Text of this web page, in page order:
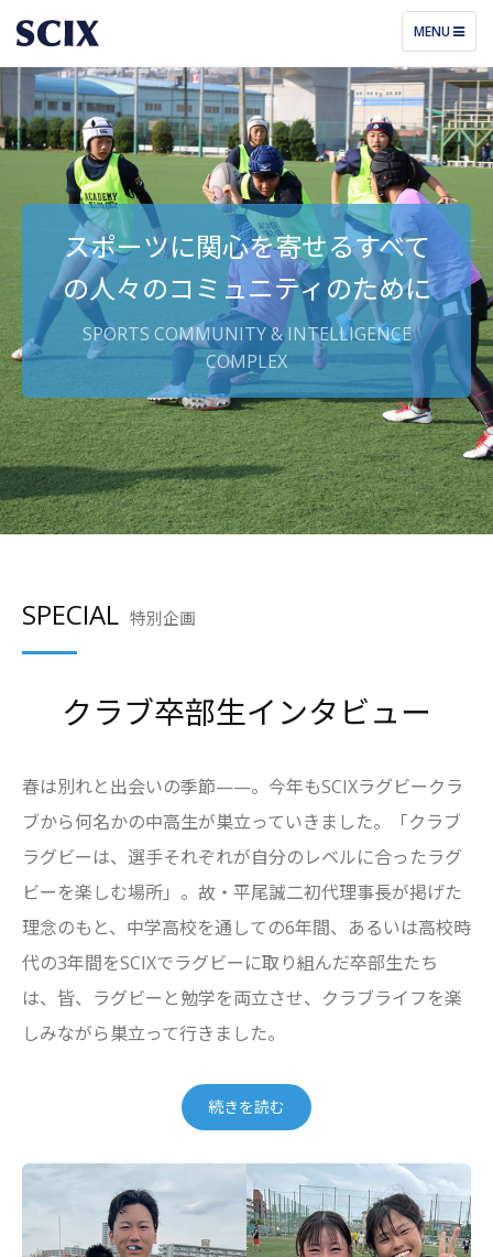
TOGGLE
NAVIGATION
MENU
スポーツに関心を寄せるすべて
の人々のコミュニティ のために
SPORTS COMMUNITY & INTELLIGENCE
COMPLEX
SPECIAL 特別企画
クラブ卒部生インタビュー
春は別れと出会いの季節——。今年もSCIXラグビークラ
ブから何名かの中高生が巣立っていきました。「クラブ
ラグビーは、選手それぞれが自分のレベルに合ったラグ
ビーを楽しむ場所」。故・平尾誠二初代理事長が掲げた
理念のもと、中学高校を通しての6年間、あるいは高校時
代の3年間をSCIXでラグビーに取り組んだ卒部生たち
は、皆、ラグビーと勉学を両立させ、クラブライフを楽
しみながら巣立って行きました。
続きを読む